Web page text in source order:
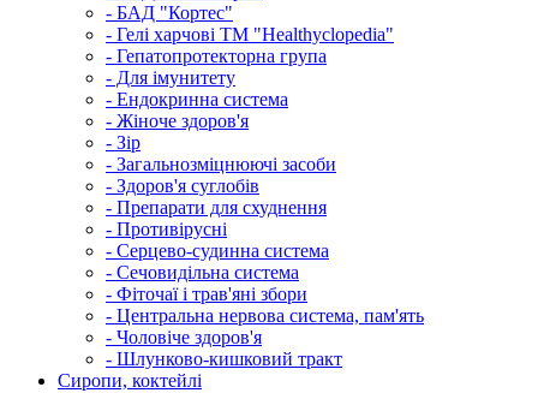
- БАД "Кортес"
- Гелі харчові ТМ "Healthyclopedia"
- Гепатопротекторна група
- Для імунитету
- Ендокринна система
- Жіноче здоров'я
- Зір
- Загальнозміцнюючі засоби
- Здоров'я суглобів
- Препарати для схуднення
- Противірусні
- Серцево-судинна система
- Сечовидільна система
- Фіточаї і трав'яні збори
- Центральна нервова система, пам'ять
- Чоловіче здоров'я
- Шлунково-кишковий тракт
Сиропи, коктейлі